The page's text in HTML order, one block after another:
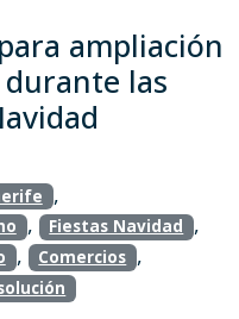
ampliación
las
,
, Fiestas Navidad ,
, Comercios ,